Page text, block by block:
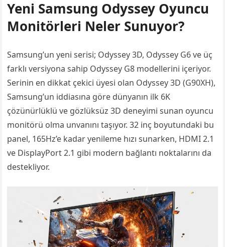
Yeni Samsung Odyssey Oyuncu
Monitörleri Neler Sunuyor?
Samsung’un yeni serisi; Odyssey 3D, Odyssey G6 ve üç
farklı versiyona sahip Odyssey G8 modellerini içeriyor.
Serinin en dikkat çekici üyesi olan Odyssey 3D (G90XH),
Samsung’un iddiasına göre dünyanın ilk 6K
çözünürlüklü ve gözlüksüz 3D deneyimi sunan oyuncu
monitörü olma unvanını taşıyor. 32 inç boyutundaki bu
panel, 165Hz’e kadar yenileme hızı sunarken, HDMI 2.1
ve DisplayPort 2.1 gibi modern bağlantı noktalarını da
destekliyor.